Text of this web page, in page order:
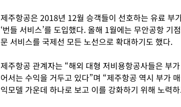
제주항공은 2018년 12월 승객들이 선호하는 유료 부
‘번들 서비스’를 도입했다. 올해 1월에는 무안공항 기
문 서비스를 국제선 모든 노선으로 확대하기도 했다.
제주항공 관계자는 “해외 대형 저비용항공사들은 부
어서는 수익을 거두고 있다”며 “제주항공 역시 부가
익모델 가운데 하나로 보고 이를 강화하기 위해 노력